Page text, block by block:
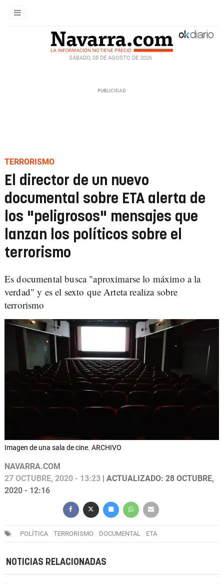
SÁBADO, 08 DE AGOSTO DE 2026
TERRORISMO
El director de un nuevo
documental sobre ETA alerta de
los "peligrosos" mensajes que
lanzan los políticos sobre el
terrorismo
Es documental busca "aproximarse lo máximo a la
verdad" y es el sexto que Arteta realiza sobre
terrorismo
Imagen de una sala de cine. ARCHIVO
NAVARRA.COM
27 OCTUBRE, 2020 - 13:23 | ACTUALIZADO: 28 OCTUBRE,
2020 - 12:16
POLÍTICA TERRORISMO DOCUMENTAL ETA
NOTICIAS RELACIONADAS